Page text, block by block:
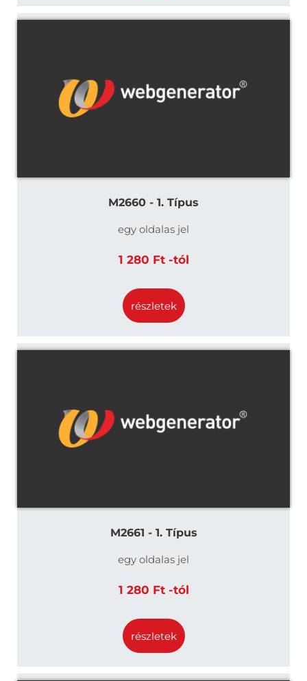
M2660 - 1. Típus
egy oldalas jel
1 280 Ft -tól
részletek
M2661 - 1. Típus
egy oldalas jel
1 280 Ft -tól
részletek